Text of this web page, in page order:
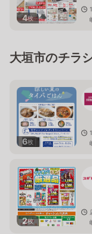
4枚
大垣市のチラ
6枚
2枚